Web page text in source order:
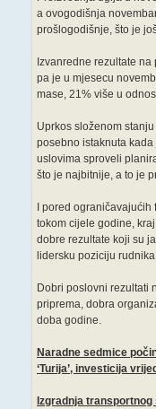
a ovogodišnja
prošlogodišnje, što je
Izvanredne rezultate
pa je u mjesecu
mase, 21% više u
Uprkos složenom
posebno istaknuta
uslovima sproveli
što je najbitnije, a to je
I pored
tokom cijele godine,
dobre rezultate koji su
lidersku poziciju
Dobri poslovni rezultati
priprema, dobra
doba godine.
Naradne sedmice
‘Turija’, investicija
Izgradnja